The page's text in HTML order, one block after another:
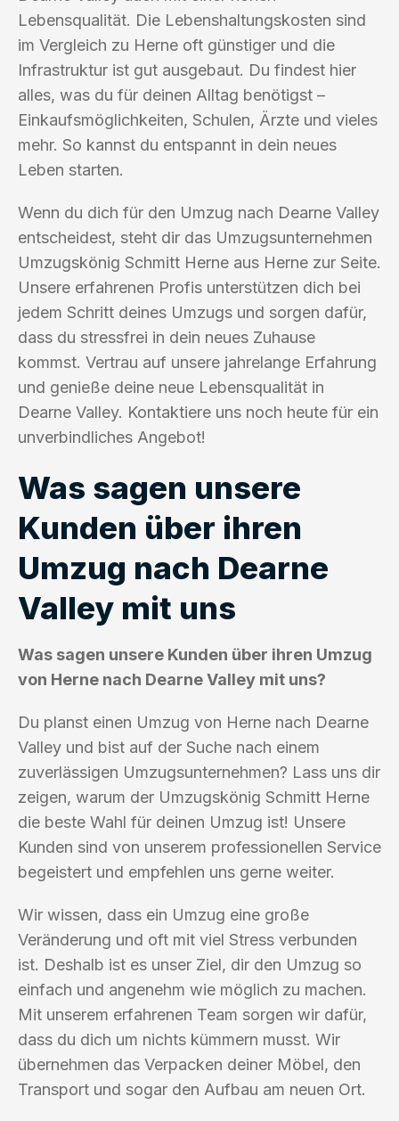
Lebensqualität. Die Lebenshaltungskosten sind
im Vergleich zu Herne oft günstiger und die
Infrastruktur ist gut ausgebaut. Du findest hier
alles, was du für deinen Alltag benötigst –
Einkaufsmöglichkeiten, Schulen, Ärzte und vieles
mehr. So kannst du entspannt in dein neues
Leben starten.
Wenn du dich für den Umzug nach Dearne Valley
entscheidest, steht dir das Umzugsunternehmen
Umzugskönig Schmitt Herne aus Herne zur Seite.
Unsere erfahrenen Profis unterstützen dich bei
jedem Schritt deines Umzugs und sorgen dafür,
dass du stressfrei in dein neues Zuhause
kommst. Vertrau auf unsere jahrelange Erfahrung
und genieße deine neue Lebensqualität in
Dearne Valley. Kontaktiere uns noch heute für ein
unverbindliches Angebot!
Was sagen unsere
Kunden über ihren
Umzug nach Dearne
Valley mit uns
Was sagen unsere Kunden über ihren Umzug
von Herne nach Dearne Valley mit uns?
Du planst einen Umzug von Herne nach Dearne
Valley und bist auf der Suche nach einem
zuverlässigen Umzugsunternehmen? Lass uns dir
zeigen, warum der Umzugskönig Schmitt Herne
die beste Wahl für deinen Umzug ist! Unsere
Kunden sind von unserem professionellen Service
begeistert und empfehlen uns gerne weiter.
Wir wissen, dass ein Umzug eine große
Veränderung und oft mit viel Stress verbunden
ist. Deshalb ist es unser Ziel, dir den Umzug so
einfach und angenehm wie möglich zu machen.
Mit unserem erfahrenen Team sorgen wir dafür,
dass du dich um nichts kümmern musst. Wir
übernehmen das Verpacken deiner Möbel, den
Transport und sogar den Aufbau am neuen Ort.